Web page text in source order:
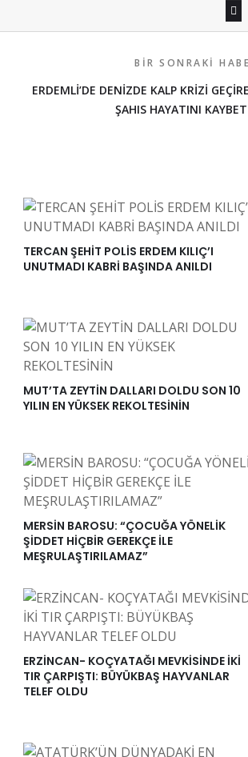
BIR SONRAKI
ERDEMLİ’DE DENİZDE KALP KRİZİ
ŞAHIS HAYATINI
TERCAN ŞEHİT POLİS ERDEM KILIÇ’I
UNUTMADI KABRİ BAŞINDA ANILDI
MUT’TA ZEYTİN DALLARI DOLDU SON 10
YILIN EN YÜKSEK REKOLTESİNİN
MERSİN BAROSU: “ÇOCUĞA YÖNELİK
ŞİDDET HİÇBİR GEREKÇE İLE
MEŞRULAŞTIRILAMAZ”
ERZİNCAN- KOÇYATAĞI MEVKİSİNDE İKİ
TIR ÇARPIŞTI: BÜYÜKBAŞ HAYVANLAR
TELEF OLDU